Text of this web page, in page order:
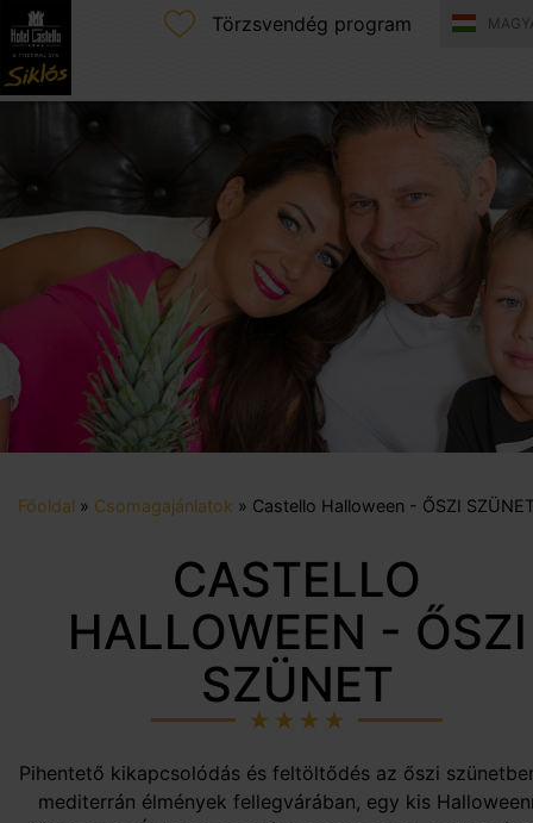
Törzsvendég program
Főoldal » Csomagajánlatok » Castello Halloween - ŐSZI
CASTELLO
HALLOWEEN - ŐSZI
SZÜNET
Pihentető kikapcsolódás és feltöltődés az őszi
mediterrán élmények fellegvárában, egy kis